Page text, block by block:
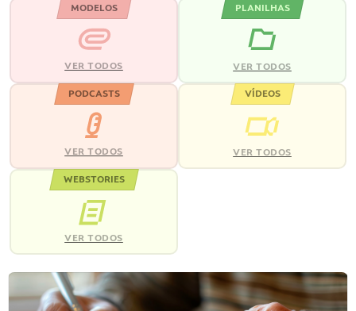
MODELOS
VER TODOS
PLANILHAS
VER TODOS
PODCASTS
VER TODOS
VÍDEOS
VER TODOS
WEBSTORIES
VER TODOS